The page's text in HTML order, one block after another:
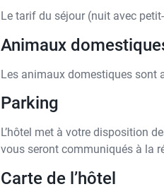
Le tarif du séjour (nuit avec
Animaux
Les animaux domestiques sont
Parking
L’hôtel met à votre disposition
vous seront communiqués à la
Carte de l’hôtel